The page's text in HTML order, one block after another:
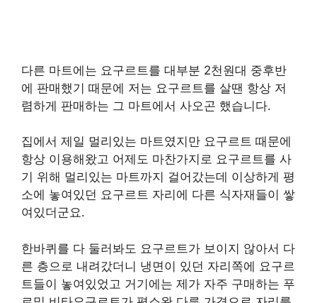
다른 마트에는 요구르트를 대부분 2천원대 중후반
에 판매했기 때문에 저는 요구르트를 살땐 항상 저
렴하게 판매하는 그 마트에서 사오곤 했습니다.
집에서 제일 멀리있는 마트였지만 요구르트 때문에
항상 이용해왔고 어제도 마찬가지로 요구르트를 사
기 위해 멀리있는 마트까지 걸어갔는데 이상하게 평
소에 놓여있던 요구르트 자리에 다른 식자재들이 쌓
여있더군요.
한바퀴를 다 둘러봐도 요구르트가 보이지 않아서 다
른 층으로 내려갔더니 냉면이 있던 자리쪽에 요구르
트들이 놓여있었고 거기에는 제가 자주 구매하는 푸